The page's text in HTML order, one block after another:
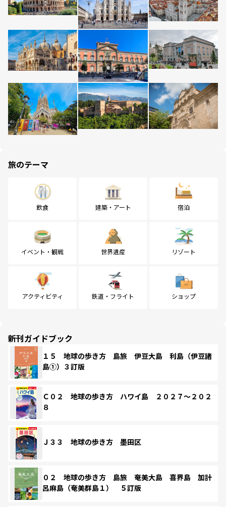
旅のテーマ
飲食 建築・アート 宿泊
イベント・観戦 世界遺産 リゾート
アクティビティ 鉄道・フライト ショップ
新刊ガイドブック
１５ 地球の歩き方 島旅 伊豆大島 利島（伊豆諸
島①）３訂版
Ｃ０２ 地球の歩き方 ハワイ島 ２０２７～２０２
８
Ｊ３３ 地球の歩き方 墨田区
０２ 地球の歩き方 島旅 奄美大島 喜界島 加計
呂麻島（奄美群島１） ５訂版